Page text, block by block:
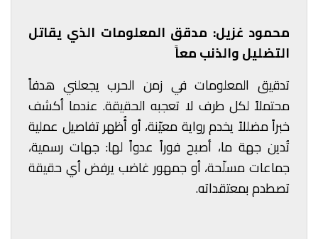
محمود غزيل: مدقق المعلومات الذي يقاتل
التضليل والذنب معاً
تدقيق المعلومات في زمن الحرب يجعلني هدفاً
محتملاً لكل طرف لا تعجبه الحقيقة. عندما أكشف
خبراً مضللاً يخدم رواية معيّنة، أو أُظهر تفاصيل عملية
تُدين جهة ما، أصبح فوراً عدواً لها: جهات رسمية،
جماعات مسلّحة، أو جمهور غاضب يرفض أي حقيقة
تصطدم بمعتقداته.